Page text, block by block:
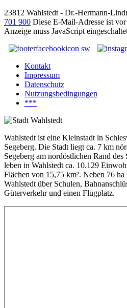
23812 Wahlstedt - Dr.-Hermann-
701 900 Diese E-Mail-Adresse ist
Anzeige muss JavaScript
Kontakt
Impressum
Datenschutz
Nutzungsbedingungen
***
Wahlstedt ist eine Kleinstadt in
Segeberg. Die Stadt liegt ca. 7 km
Segeberg am nordöstlichen Rand des
leben in Wahlstedt ca. 10.129
Flächen von 15,75 km². Neben 76
Wahlstedt über Schulen,
Güterverkehr und einen Flugplatz.